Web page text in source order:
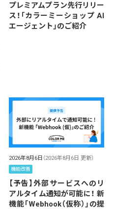
プレミアムプラン先行リリー
ス！「カラーミーショップ AI
エージェント」のご紹介
2026年8月6日 （2026年8月6日 更新）
機能改善
【予告】外部サービスへのリ
アルタイム通知が可能に！ 新
機能「Webhook（仮称）」の提